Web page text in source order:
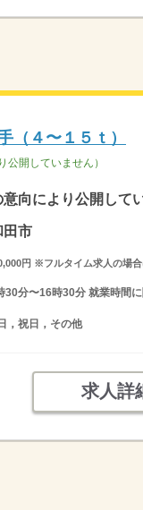
（４〜１５ｔ）
公開していません）
意向により公開して
田市
円 ※フルタイム求人の場
30分〜16時30分 就業時間
，祝日，その他
求人詳